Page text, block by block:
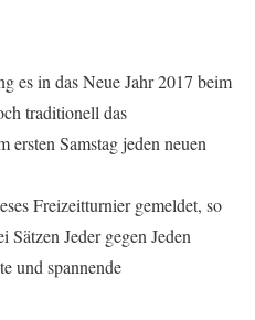
es in das Neue Jahr 2017 beim
traditionell das
Samstag jeden neuen
Freizeitturnier gemeldet, so
Sätzen Jeder gegen Jeden
und spannende